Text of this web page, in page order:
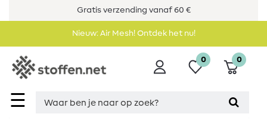
Gratis verzending vanaf 60 €
Nieuw: Air Mesh! Ontdek het nu!
☰
0 0